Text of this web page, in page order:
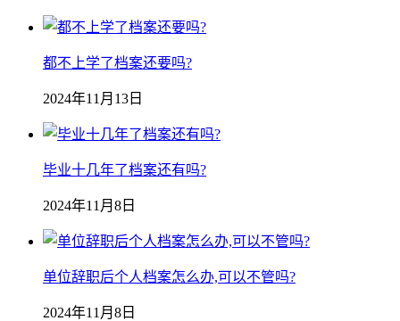
都不上学了档案还要吗?
2024年11月13日
毕业十几年了档案还有吗?
2024年11月8日
单位辞职后个人档案怎么办,可以不管吗?
2024年11月8日